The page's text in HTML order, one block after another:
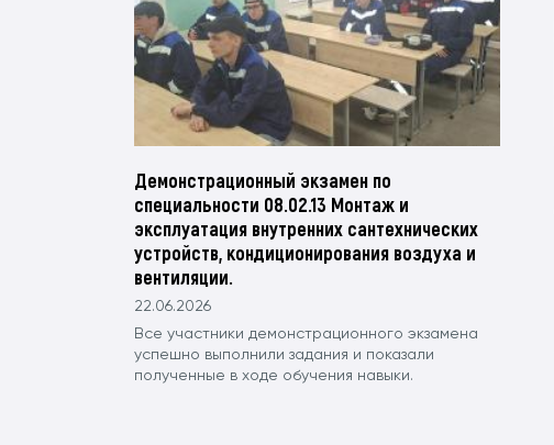
Демонстрационный экзамен по
специальности 08.02.13 Монтаж и
эксплуатация внутренних сантехнических
устройств, кондиционирования воздуха и
вентиляции.
22.06.2026
Все участники демонстрационного экзамена
успешно выполнили задания и показали
полученные в ходе обучения навыки.